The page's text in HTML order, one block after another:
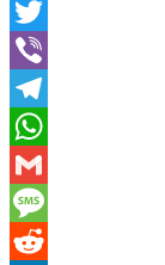
Facebook
Twitter
Viber
Telegram
WhatsApp
Gmail
Message